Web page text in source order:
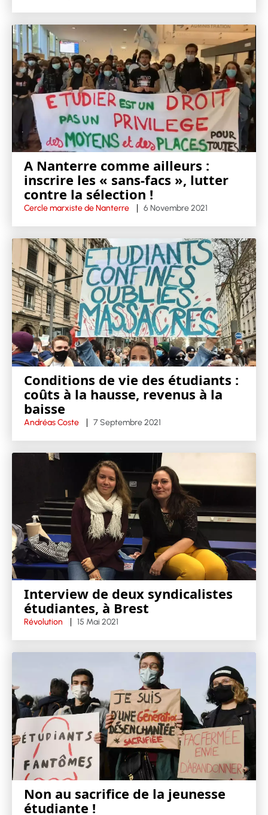
A Nanterre comme ailleurs :
inscrire les « sans-facs », lutter
contre la sélection !
Cercle marxiste de Nanterre 6 Novembre 2021
Conditions de vie des étudiants :
coûts à la hausse, revenus à la
baisse
Andréas Coste 7 Septembre 2021
Interview de deux syndicalistes
étudiantes, à Brest
Révolution 15 Mai 2021
Non au sacrifice de la jeunesse
étudiante !